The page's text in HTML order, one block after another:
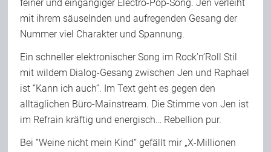
feiner und eingängiger Electro-Pop-Song. Jen verleiht
mit ihrem säuselnden und aufregenden Gesang der
Nummer viel Charakter und Spannung.
Ein schneller elektronischer Song im Rock’n’Roll Stil
mit wildem Dialog-Gesang zwischen Jen und Raphael
ist “Kann ich auch“. Im Text geht es gegen den
alltäglichen Büro-Mainstream. Die Stimme von Jen ist
im Refrain kräftig und energisch… Rebellion pur.
Bei “Weine nicht mein Kind“ gefällt mir „X-Millionen